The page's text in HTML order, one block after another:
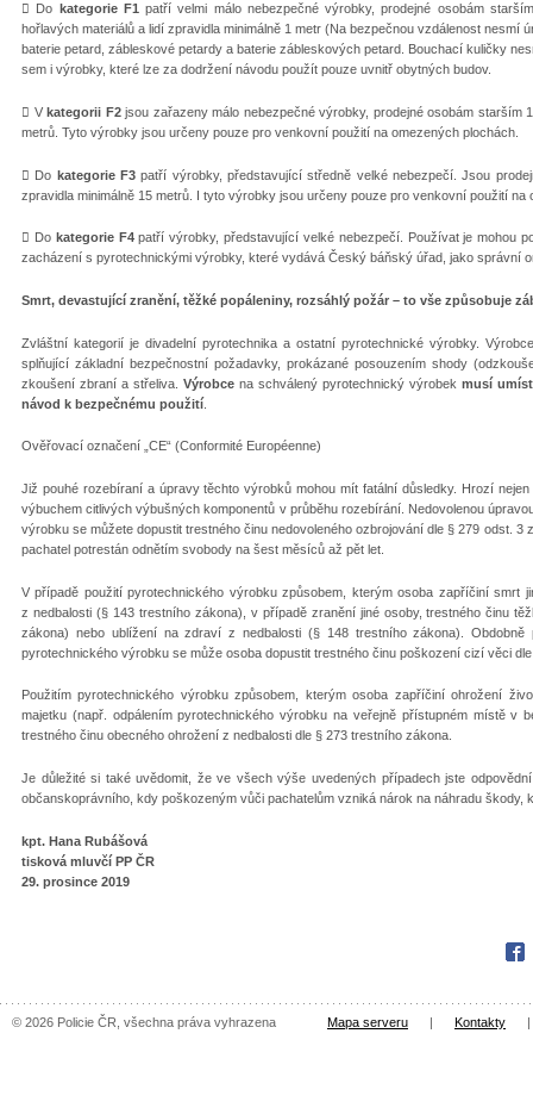
 Do kategorie F1patří velmi málo nebezpečné výrobky, prodejné osobám
hořlavých materiálů a lidí zpravidla minimálně 1 metr (Na bezpečnou vzdálenost nesmí
baterie petard, zábleskové petardy a baterie zábleskových petard. Bouchací kuličky
sem i výrobky, které lze za dodržení návodu použít pouze uvnitř obytných budov.
 Vkategorii F2jsou zařazeny málo nebezpečné výrobky, prodejné osobám starším
metrů. Tyto výrobky jsou určeny pouze pro venkovní použití na omezených plochách.
 Do kategorie F3patří výrobky, představující středně velké nebezpečí. Jsou
zpravidla minimálně 15 metrů. I tyto výrobky jsou určeny pouze pro venkovní použití
 Do kategorie F4patří výrobky, představující velké nebezpečí. Používat je mohou
zacházení s pyrotechnickými výrobky, které vydává Český báňský úřad, jako správní
Smrt, devastující zranění, těžké popáleniny, rozsáhlý požár – to vše způsobuje
Zvláštní kategorií je divadelní pyrotechnika a ostatní pyrotechnické výrobky.
splňující základní bezpečnostní požadavky, prokázané posouzením shody
zkoušení zbraní a střeliva. Výrobce na schválený pyrotechnický výrobek musí
návod k bezpečnému použití
Ověřovací označení „CE“ (Conformité Européenne)
Již pouhé rozebíraní a úpravy těchto výrobků mohou mít fatální důsledky. Hrozí
výbuchem citlivých výbušných komponentů v průběhu rozebírání. Nedovolenou
výrobku se můžete dopustit trestného činu nedovoleného ozbrojování dle § 279 odst.
pachatel potrestán odnětím svobody na šest měsíců až pět let.
V případě použití pyrotechnického výrobku způsobem, kterým osoba zapříčiní smrt
z nedbalosti (§ 143 trestního zákona), v případě zranění jiné osoby, trestného činu
zákona) nebo ublížení na zdraví z nedbalosti (§ 148 trestního zákona).
pyrotechnického výrobku se může osoba dopustit trestného činu poškození cizí věci
Použitím pyrotechnického výrobku způsobem, kterým osoba zapříčiní ohrožení
majetku (např. odpálením pyrotechnického výrobku na veřejně přístupném místě v
trestného činu obecného ohrožení z nedbalosti dle § 273 trestního zákona.
Je důležité si také uvědomit, že ve všech výše uvedených případech jste
občanskoprávního, kdy poškozeným vůči pachatelům vzniká nárok na náhradu škody,
kpt. Hana Rubášová
tisková mluvčí PP ČR
29. prosince 2019
© 2026 Policie ČR, všechna práva vyhrazena Mapa serveru | Kontakty |